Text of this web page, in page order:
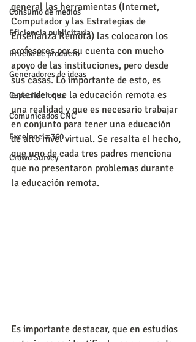
Consumo de medios
Eficiencia publicitaria
Prueba de producto
Generadores de ideas
Capacitaciones
Comunicados CNC
Excelencia 360
Crowd Survey
general las herramientas (Internet,
Computador y las Estrategias de
Enseñanza Remota) las colocaron los
profesores por su cuenta con mucho
apoyo de las instituciones, pero desde
sus casas. Lo importante de esto, es
entender que la educación remota es
una realidad y que es necesario trabajar
en conjunto para tener una educación
de alto nivel virtual. Se resalta el hecho,
que uno de cada tres padres menciona
que no presentaron problemas durante
la educación remota.
Es importante destacar, que en estudios